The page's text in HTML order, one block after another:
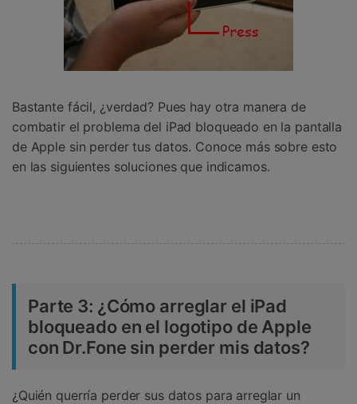
Bastante fácil, ¿verdad? Pues hay otra manera de
combatir el problema del iPad bloqueado en la pantalla
de Apple sin perder tus datos. Conoce más sobre esto
en las siguientes soluciones que indicamos.
Parte 3: ¿Cómo arreglar el iPad
bloqueado en el logotipo de Apple
con Dr.Fone sin perder mis datos?
¿Quién querría perder sus datos para arreglar un